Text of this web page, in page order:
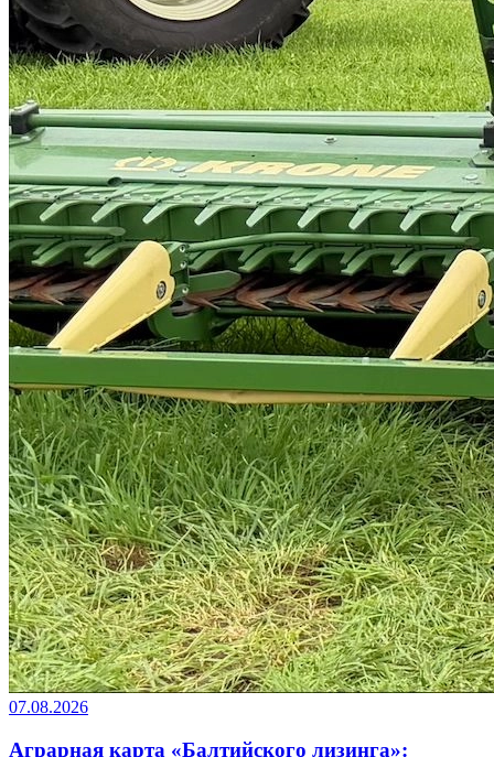
07.08.2026
Аграрная карта «Балтийского лизинга»: